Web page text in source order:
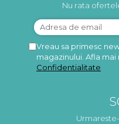
Nu rata
Vreau sa primesc
magazinului. Afla mai
Confidentialitate